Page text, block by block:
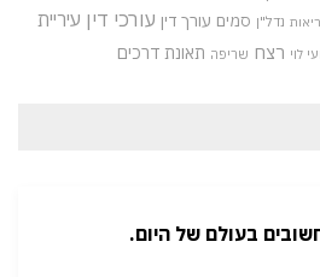
נדל"ן סמים עורך דין עורכי דין עיריית
לוי רצח שריפה תאונת דרכים
בעולם של היום.